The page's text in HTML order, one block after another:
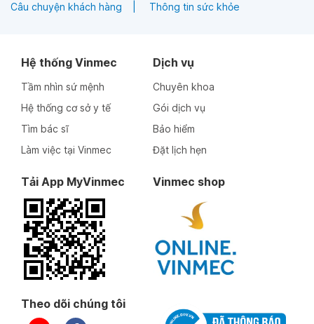
Câu chuyện khách hàng Thông tin sức khỏe
Hệ thống Vinmec
Tầm nhìn sứ mệnh
Hệ thống cơ sở y tế
Tìm bác sĩ
Làm việc tại Vinmec
Dịch vụ
Chuyên khoa
Gói dịch vụ
Bảo hiểm
Đặt lịch hẹn
Tải App MyVinmec Vinmec shop
Theo dõi chúng tôi